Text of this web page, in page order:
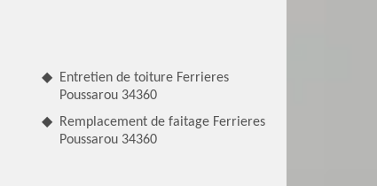
Entretien de toiture Ferrieres
Poussarou 34360
Remplacement de faitage Ferrieres
Poussarou 34360